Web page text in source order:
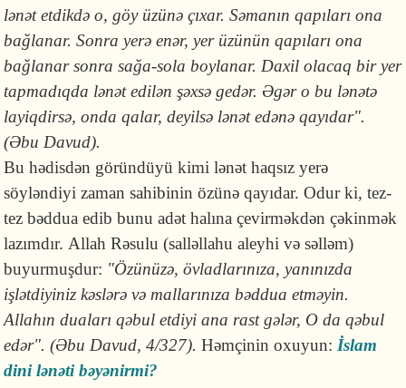
lənət etdikdə o, göy üzünə çıxar. Səmanın qapıları ona
bağlanar. Sonra yerə enər, yer üzünün qapıları ona
bağlanar sonra sağa-sola boylanar. Daxil olacaq bir yer
tapmadıqda lənət edilən şəxsə gedər. Əgər o bu lənətə
layiqdirsə, onda qalar, deyilsə lənət edənə qayıdar".
(Əbu Davud).
Bu hədisdən göründüyü kimi lənət haqsız yerə
söyləndiyi zaman sahibinin özünə qayıdar. Odur ki, tez-
tez bəddua edib bunu adət halına çevirməkdən çəkinmək
lazımdır. Allah Rəsulu (salləllahu aleyhi və səlləm)
buyurmuşdur: "Özünüzə, övladlarınıza, yanınızda
işlətdiyiniz kəslərə və mallarınıza bəddua etməyin.
Allahın duaları qəbul etdiyi ana rast gələr, O da qəbul
edər". (Əbu Davud, 4/327).Həmçinin oxuyun: İslam
dini lənəti bəyənirmi?